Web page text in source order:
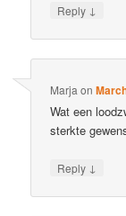
Reply ↓
Marja on
Wat een
sterkte
Reply ↓